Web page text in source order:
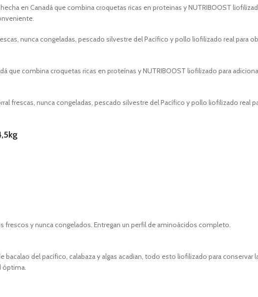
en Canadá que combina croquetas ricas en proteinas y NUTRIBOOST
nunca congeladas, pescado silvestre del Pacífico y pollo liofilizado real para
que combina croquetas ricas en proteínas y NUTRIBOOST liofilizado para
frescas, nunca congeladas, pescado silvestre del Pacífico y pollo liofilizado real
frescos y nunca congelados. Entregan un perfil de aminoácidos completo.
del pacífico, calabaza y algas acadian, todo esto liofilizado para
óptima.